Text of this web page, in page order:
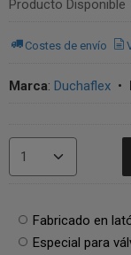
Producto Disponible
Costes de envío
Marca: Duchaflex •
Fabricado en
Especial para